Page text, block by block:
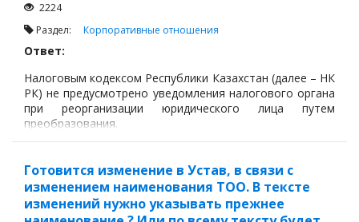
2224
Раздел: Корпоративные отношения
Ответ:
Налоговым кодексом Республики Казахстан (далее – НК
РК) не предусмотрено уведомления налогового органа
при реорганизации юридического лица путем
преобразования.
Готовится изменение в Устав, в связи с
изменением наименования ТОО. В тексте
изменений нужно указывать прежнее